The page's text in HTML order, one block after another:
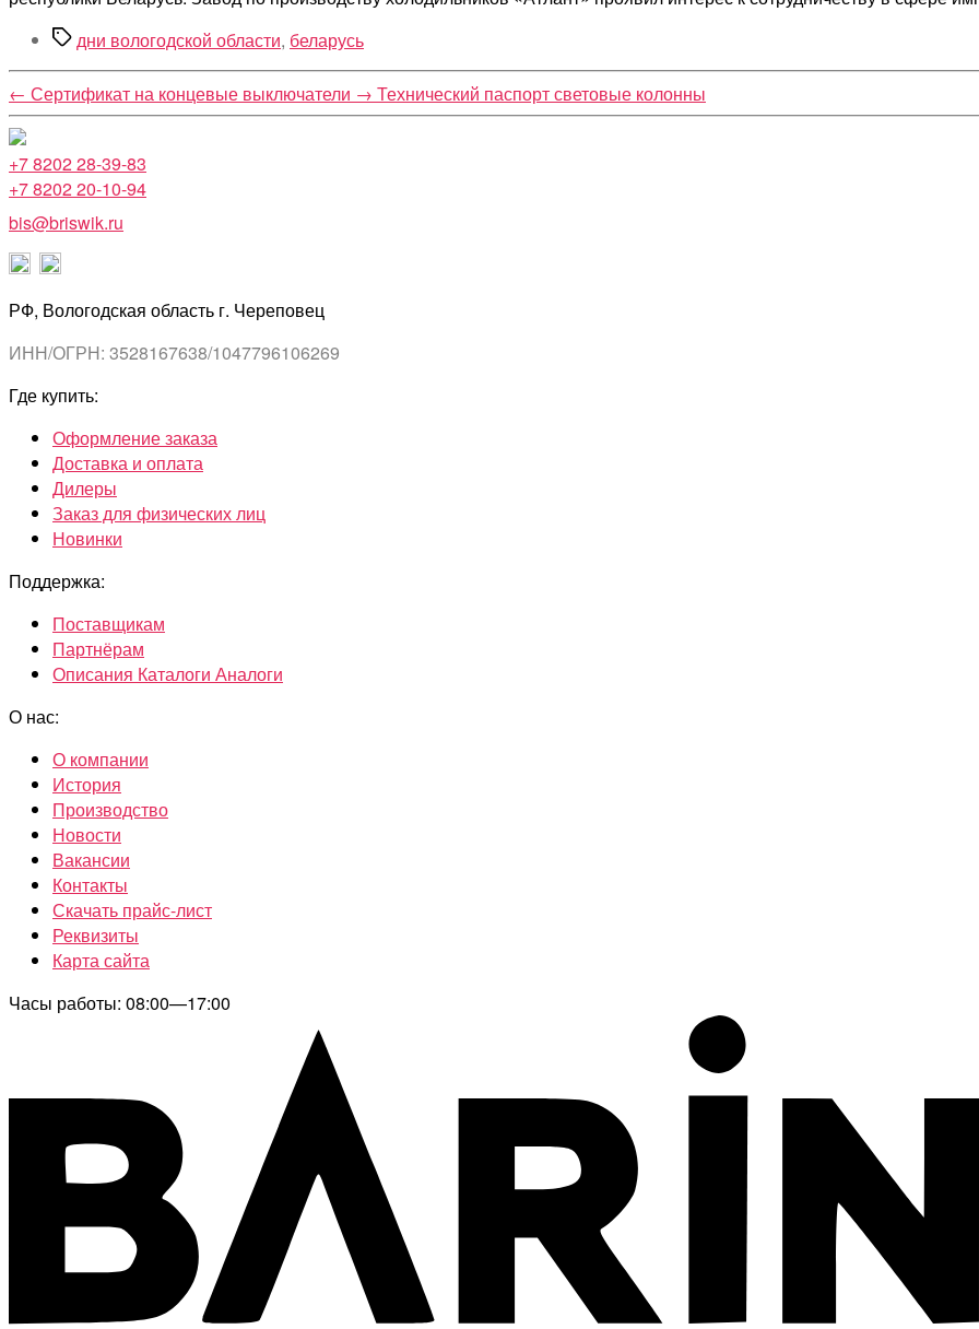
Меткидни вологодской области, беларусь
← Сертификат на концевые выключатели → Технический паспорт световые колонны
+7 8202 28-39-83
+7 8202 20-10-94
bis@briswik.ru
РФ, Вологодская область г. Череповец
ИНН/ОГРН: 3528167638/1047796106269
Где купить:
Оформление заказа
Доставка и оплата
Дилеры
Заказ для физических лиц
Новинки
Поддержка:
Поставщикам
Партнёрам
Описания Каталоги Аналоги
О нас:
О компании
История
Производство
Новости
Вакансии
Контакты
Скачать прайс-лист
Реквизиты
Карта сайта
Часы работы: 08:00—17:00